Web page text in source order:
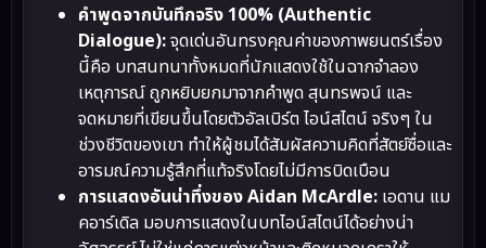
คำพูดจากบันทึกจริง 100% (Authentic
Dialogue):จุดเด่นอันทรงคุณค่าของภาพยนตร์เรื่อง
นี้คือ บทสนทนาทั้งหมดที่นักแสดงใช้ในฉากจำลอง
เหตุการณ์ ถูกหยิบยกมาจากคำพูด สุนทรพจน์ และ
จดหมายที่เขียนขึ้นโดยตัวอัลเบิร์ต ไอน์สไตน์ จริงๆ ใน
ช่วงชีวิตของเขา ทำให้ผู้ชมได้สัมผัสความคิดที่สัตย์ซื่อและ
อารมณ์ความรู้สึกที่แท้จริงโดยไม่มีการบิดเบือน
การแสดงอันน่าทึ่งของ Aidan McArdle: เอดาน แม
คอาร์เดิล มอบการแสดงในบทไอน์สไตน์ได้อย่างน่า